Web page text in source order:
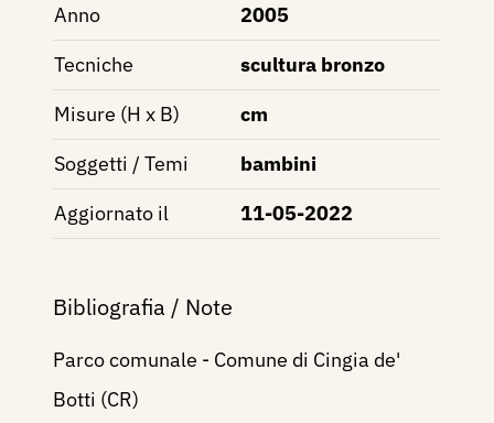
Anno
2005
Tecniche
scultura bronzo
Misure (H x B)
cm
Soggetti / Temi
bambini
Aggiornato il
11-05-2022
Bibliografia / Note
Parco comunale - Comune di Cingia de'
Botti (CR)